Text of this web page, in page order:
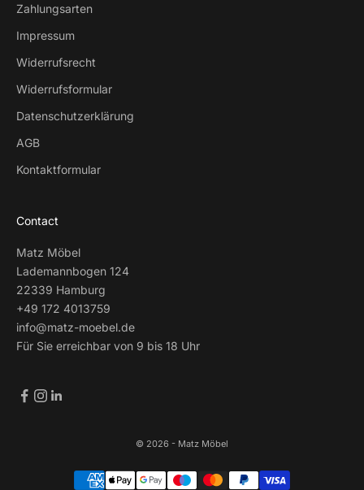
Zahlungsarten
Impressum
Widerrufsrecht
Widerrufsformular
Datenschutzerklärung
AGB
Kontaktformular
Contact
Matz Möbel
Lademannbogen 124
22339 Hamburg
+49 172 4013759
info@matz-moebel.de
Für Sie erreichbar von 9 bis 18 Uhr
© 2026 - Matz Möbel